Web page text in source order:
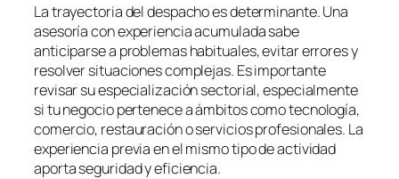
La trayectoria del despacho es determinante. Una
asesoría con experiencia acumulada sabe
anticiparse a problemas habituales, evitar errores y
resolver situaciones complejas. Es importante
revisar su especialización sectorial, especialmente
si tu negocio pertenece a ámbitos como tecnología,
comercio, restauración o servicios profesionales. La
experiencia previa en el mismo tipo de actividad
aporta seguridad y eficiencia.